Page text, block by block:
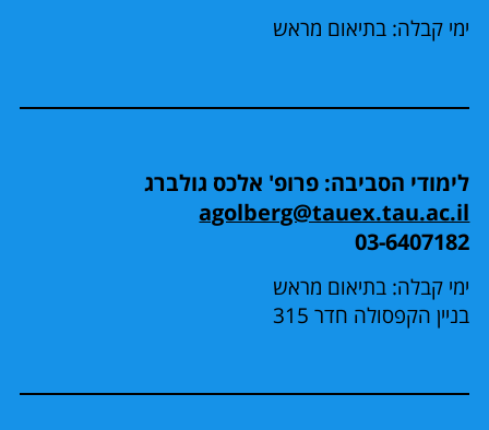
ימי קבלה: בתיאום מראש
לימודי הסביבה: פרופ' אלכס גולברג
agolberg@tauex.tau.ac.il
03-6407182
ימי קבלה: בתיאום מראש
בניין הקפסולה חדר 315